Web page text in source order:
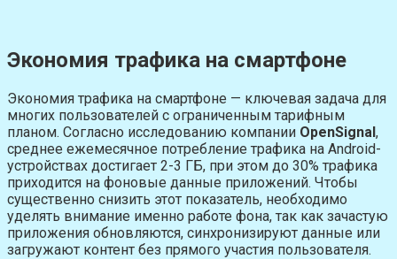
Экономия трафика на смартфоне
Экономия трафика на смартфоне — ключевая задача для
многих пользователей с ограниченным тарифным
планом. Согласно исследованию компании OpenSignal,
среднее ежемесячное потребление трафика на Android-
устройствах достигает 2-3 ГБ, при этом до 30% трафика
приходится на фоновые данные приложений. Чтобы
существенно снизить этот показатель, необходимо
уделять внимание именно работе фона, так как зачастую
приложения обновляются, синхронизируют данные или
загружают контент без прямого участия пользователя.